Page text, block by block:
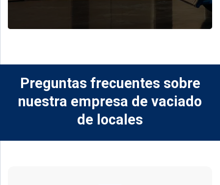
Preguntas frecuentes sobre
nuestra empresa de vaciado
de locales